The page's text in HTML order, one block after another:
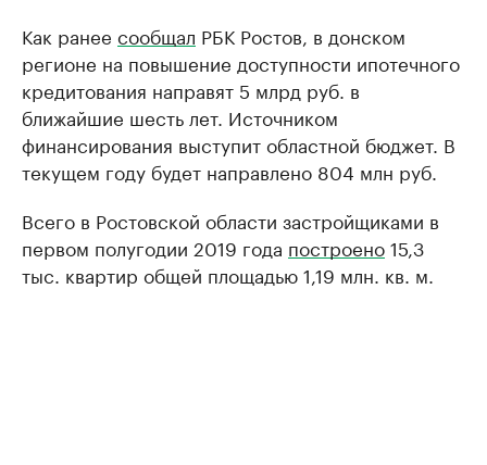
Как ранее сообщал РБК Ростов, в донском
регионе на повышение доступности ипотечного
кредитования направят 5 млрд руб. в
ближайшие шесть лет. Источником
финансирования выступит областной бюджет. В
текущем году будет направлено 804 млн руб.
Всего в Ростовской области застройщиками в
первом полугодии 2019 года построено15,3
тыс. квартир общей площадью 1,19 млн. кв. м.